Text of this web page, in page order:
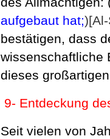
aufgebaut hat;
bestätigen, dass
wissenschaftliche
dieses
9- Entdeckung
Seit vielen von